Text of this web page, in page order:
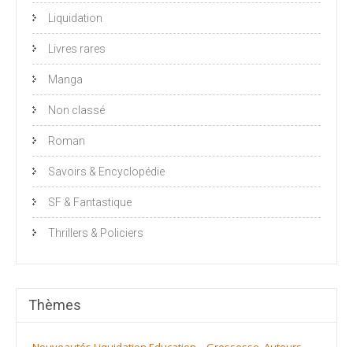
Liquidation
Livres rares
Manga
Non classé
Roman
Savoirs & Encyclopédie
SF & Fantastique
Thrillers & Policiers
Thèmes